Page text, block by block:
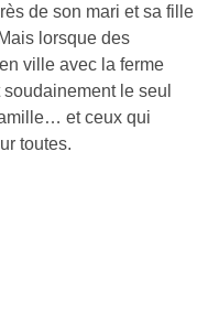
de son mari et sa fille
lorsque des
ville avec la ferme
le seul
et ceux qui
toutes.